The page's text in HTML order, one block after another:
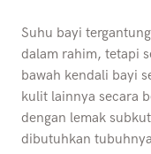
Suhu bayi
dalam rahim, tetapi
bawah kendali bayi
kulit lainnya secara
dengan lemak
dibutuhkan